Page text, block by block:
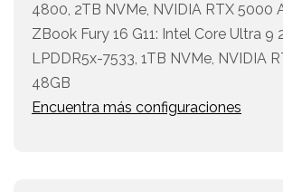
4800, 2TB NVMe, NVIDIA RTX 5000
ZBook Fury 16 G11: Intel Core Ultra 9
LPDDR5x-7533, 1TB NVMe, NVIDIA
48GB
Encuentra más configuraciones